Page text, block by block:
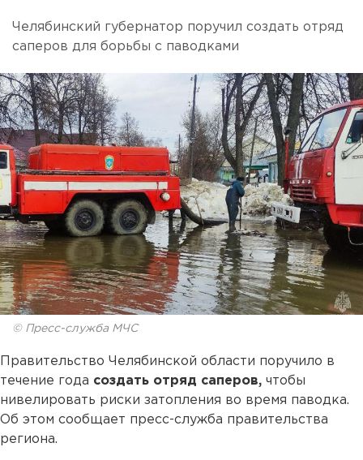
Челябинский губернатор поручил создать отряд
саперов для борьбы с паводками
© Пресс-служба МЧС
Правительство Челябинской области поручило в
течение года создать отряд саперов, чтобы
нивелировать риски затопления во время паводка.
Об этом сообщает пресс-служба правительства
региона.